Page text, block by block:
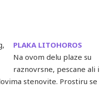
PLAKA LITOHOROS
Na ovom delu plaze su
raznovrsne, pescane ali i
stenovite. Prostiru se